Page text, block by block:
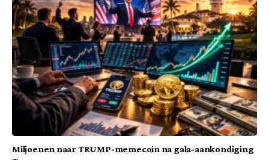
Miljoenen naar TRUMP-memecoin na gala-aankondiging